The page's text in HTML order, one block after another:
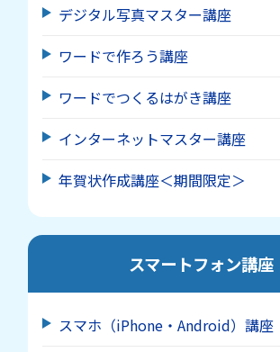
デジタル写真マスター講座
ワードで作ろう講座
ワードでつくるはがき講座
インターネットマスター講座
年賀状作成講座＜期間限定＞
スマートフォン講座
スマホ（iPhone・Android）講座